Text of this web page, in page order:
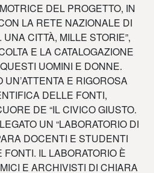
DEL PROGETTO, IN
LA RETE NAZIONALE DI
CITTÀ, MILLE STORIE”,
E LA CATALOGAZIONE
UOMINI E DONNE.
E RIGOROSA
DELLE FONTI,
DE “IL CIVICO GIUSTO.
UN “LABORATORIO DI
DOCENTI E STUDENTI
FONTI. IL LABORATORIO È
E ARCHIVISTI DI CHIARA